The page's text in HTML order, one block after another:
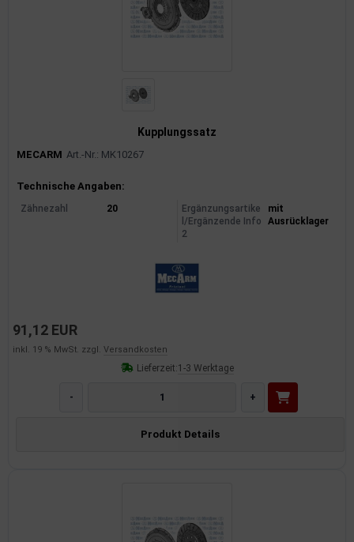
Kupplungssatz
MECARM Art.-Nr.: MK10267
Produktinformationen
Technische Angaben:
Zähnezahl 20
Ergänzungsartike
l/Ergänzende Info
2
mit
Ausrücklager
91,12 EUR
inkl. 19 % MwSt. zzgl. Versandkosten
Lieferzeit:1-3 Werktage
- +
Produkt Details